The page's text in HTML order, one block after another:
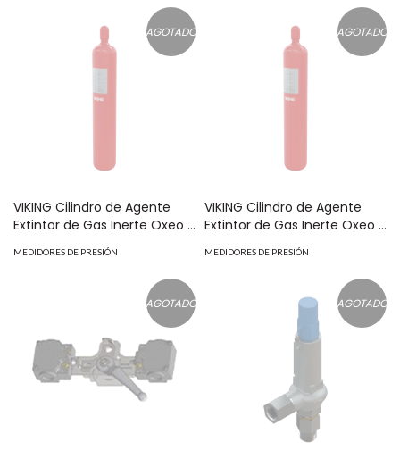
AGOTADO
VIKING Cilindro de Agente
Extintor de Gas Inerte Oxeo |
Argón 80L | 4351 PSI MOD:
4001030
MEDIDORES DE PRESIÓN
AGOTADO
VIKING Cilindro de Agente
Extintor de Gas Inerte Oxeo |
Nitrógeno 80L 4351 PSI |
Sistemas de Extinción Oxeo
MEDIDORES DE PRESIÓN
AGOTADO AGOTADO